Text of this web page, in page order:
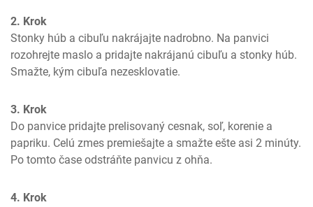
2. Krok
Stonky húb a cibuľu nakrájajte nadrobno. Na panvici
rozohrejte maslo a pridajte nakrájanú cibuľu a stonky húb.
Smažte, kým cibuľa nezesklovatie.
3. Krok
Do panvice pridajte prelisovaný cesnak, soľ, korenie a
papriku. Celú zmes premiešajte a smažte ešte asi 2 minúty.
Po tomto čase odstráňte panvicu z ohňa.
4. Krok